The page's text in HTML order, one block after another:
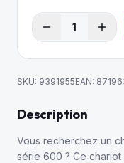
1
SKU: 9391955EAN:
Description
Vous recherchez un
série 600 ? Ce